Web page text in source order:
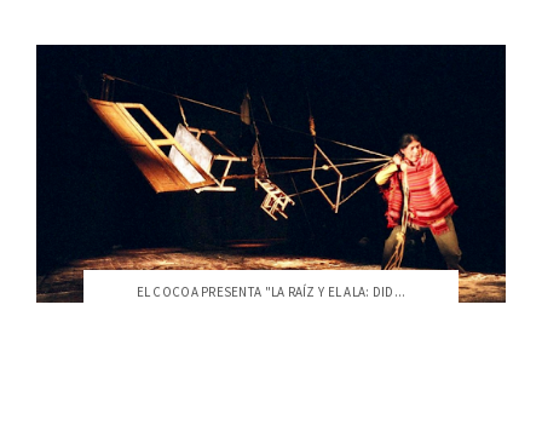
EL COCOA PRESENTA "LA RAÍZ Y EL ALA: DID...